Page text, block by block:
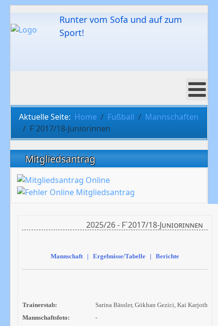
Runter vom Sofa und auf zum
Sport!
Aktuelle Seite: Home Fußball
Mannschaften
F`2017/18-Juniorinnen
Mitgliedsantrag
2025/26 - F`2017/18-Juniorinnen
Mannschaft | Ergebnisse/Tabelle | Berichte
Trainerstab:
Sarina Bässler, Gökhan Gezici, Kai Karjoth
Mannschaftsfoto:
-